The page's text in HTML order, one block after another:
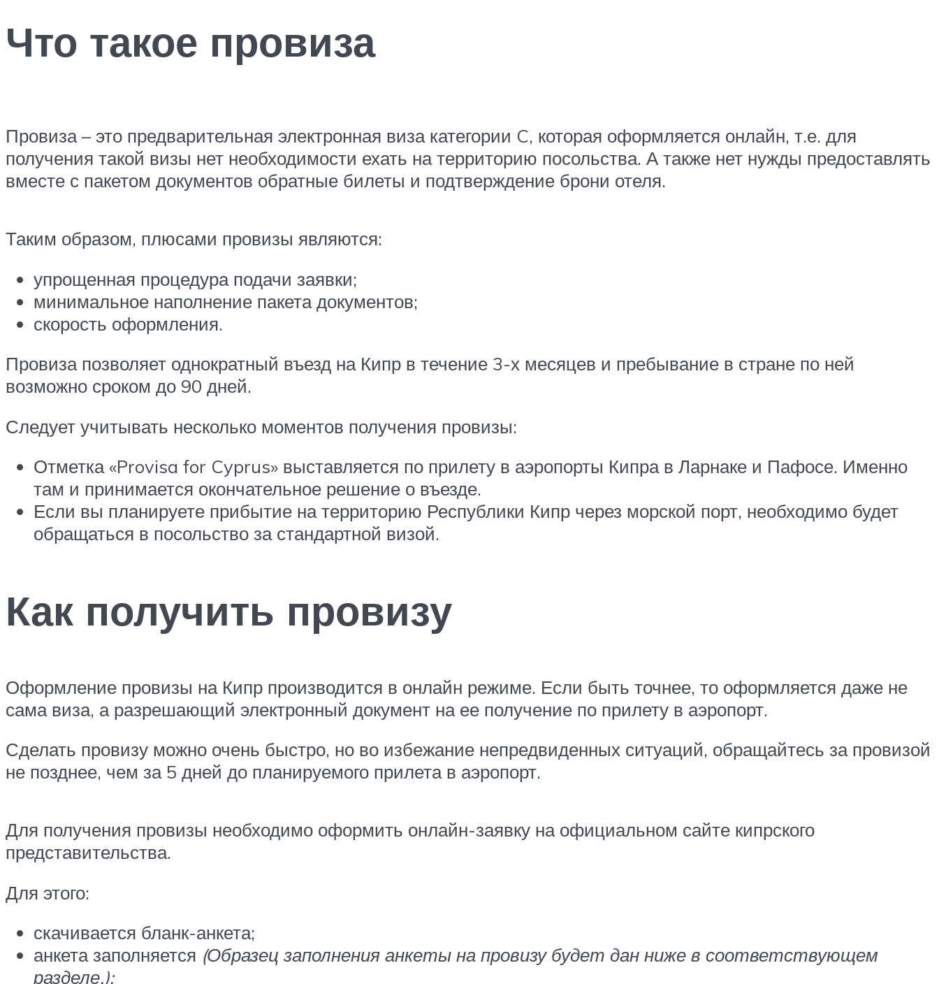
Что такое провиза
Провиза – это предварительная электронная виза категории C, которая оформляется онлайн, т.е. для
получения такой визы нет необходимости ехать на территорию посольства. А также нет нужды предоставлять
вместе с пакетом документов обратные билеты и подтверждение брони отеля.
Таким образом, плюсами провизы являются:
упрощенная процедура подачи заявки;
минимальное наполнение пакета документов;
скорость оформления.
Провиза позволяет однократный въезд на Кипр в течение 3-х месяцев и пребывание в стране по ней
возможно сроком до 90 дней.
Следует учитывать несколько моментов получения провизы:
Отметка «Provisa for Cyprus» выставляется по прилету в аэропорты Кипра в Ларнаке и Пафосе. Именно
там и принимается окончательное решение о въезде.
Если вы планируете прибытие на территорию Республики Кипр через морской порт, необходимо будет
обращаться в посольство за стандартной визой.
Как получить провизу
Оформление провизы на Кипр производится в онлайн режиме. Если быть точнее, то оформляется даже не
сама виза, а разрешающий электронный документ на ее получение по прилету в аэропорт.
Сделать провизу можно очень быстро, но во избежание непредвиденных ситуаций, обращайтесь за провизой
не позднее, чем за 5 дней до планируемого прилета в аэропорт.
Для получения провизы необходимо оформить онлайн-заявку на официальном сайте кипрского
представительства.
Для этого:
скачивается бланк-анкета;
анкета заполняется (Образец заполнения анкеты на провизу будет дан ниже в соответствующем
разделе.);